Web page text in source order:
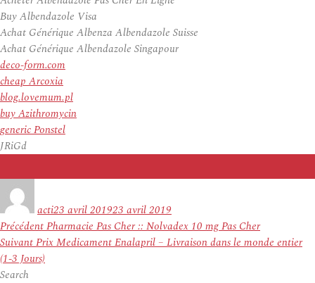
Buy Albendazole Visa
Achat Générique Albenza Albendazole Suisse
Achat Générique Albendazole Singapour
deco-form.com
cheap Arcoxia
blog.lovemum.pl
buy Azithromycin
generic Ponstel
JRiGd
actile
23 avril 201923 avril 2019
Navigation
de
l’article
PrécédentArticle
précédent :
Pharmacie Pas Cher :: Nolvadex 10 mg Pas Cher
SuivantArticle
suivant :
Prix Medicament Enalapril – Livraison dans le monde entier
(1-3 Jours)
Search